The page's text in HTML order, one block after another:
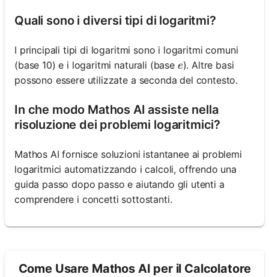
Quali sono i diversi tipi di logaritmi?
I principali tipi di logaritmi sono i logaritmi comuni
(base 10) e i logaritmi naturali (base e
e). Altre basi
possono essere utilizzate a seconda del contesto.
In che modo Mathos AI assiste nella
risoluzione dei problemi logaritmici?
Mathos AI fornisce soluzioni istantanee ai problemi
logaritmici automatizzando i calcoli, offrendo una
guida passo dopo passo e aiutando gli utenti a
comprendere i concetti sottostanti.
Come Usare Mathos AI per il Calcolatore